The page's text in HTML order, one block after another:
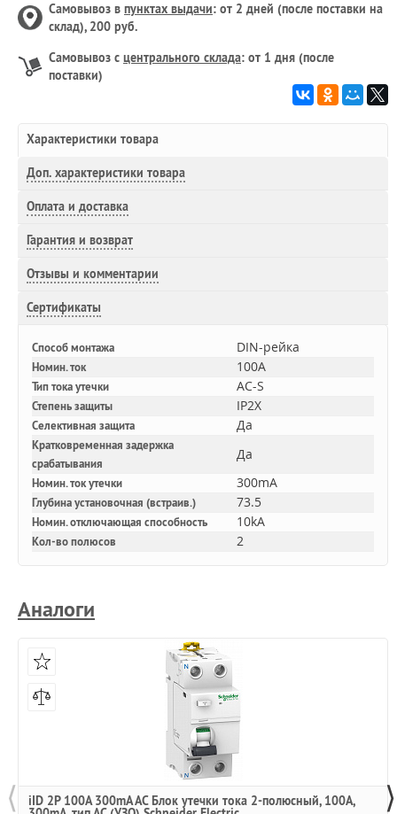
Самовывоз в пунктах выдачи: от 2 дней (после поставки на
склад), 200 руб.
Самовывоз с центрального склада: от 1 дня (после
поставки)
Характеристики товара
Доп. характеристики товара
Оплата и доставка
Гарантия и возврат
Отзывы и комментарии
Сертификаты
Способ монтажа DIN-рейка
Номин. ток 100A
Тип тока утечки AC-S
Степень защиты IP2X
Селективная защита Да
Кратковременная задержка
срабатывания
Да
Номин. ток утечки 300mA
Глубина установочная (встраив.) 73.5
Номин. отключающая способность 10kA
Кол-во полюсов 2
Аналоги
iID 2Р 100A 300mA AC Блок утечки тока 2-полюсный, 100A,
⟨ ⟩